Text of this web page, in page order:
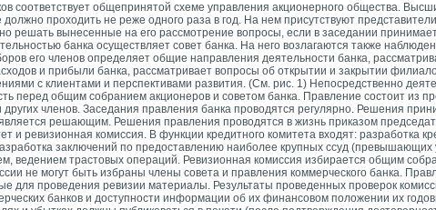
соответствует общепринятой схеме управления акционерного общества.
проходить не реже одного раза в год. На нем присутствуют
решать вынесенные на его рассмотрение вопросы, если в заседании
банка осуществляет совет банка. На него возлагаются также
его членов определяет общие направления деятельности банка,
и прибыли банка, рассматривает вопросы об открытии и закрытии
с клиентами и перспективами развития. (См. рис. 1) Непосредственно
перед общим собранием акционеров и советом банка. Правление состоит из
членов. Заседания правления банка проводятся регулярно. Решения
решающим. Решения правления проводятся в жизнь приказом
и ревизионная комиссия. В функции кредитного комитета входят: разработка
заключений по предоставлению наиболее крупных ссуд
ведением трастовых операций. Ревизионная комиссия избирается общим
не могут быть избраны члены совета и правления коммерческого банка.
для проведения ревизии материалы. Результаты проведенных проверок
банков и доступности информации об их финансовом положении их